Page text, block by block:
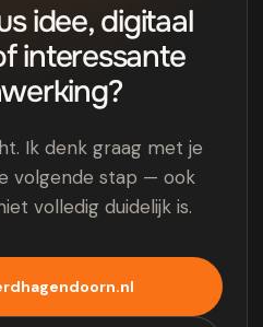
idee, digitaal
interessante
Ik denk graag met je
volgende stap — ook
volledig duidelijk is.